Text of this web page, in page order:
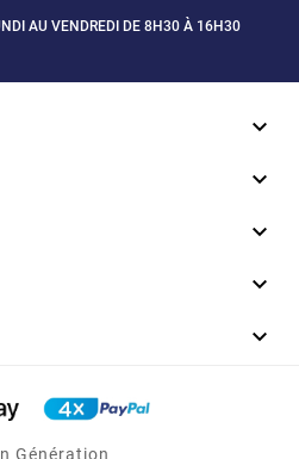
AU VENDREDI DE 8H30 À 16H30





Génération